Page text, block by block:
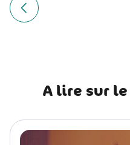
de
Article précédent Les 5
A lire sur